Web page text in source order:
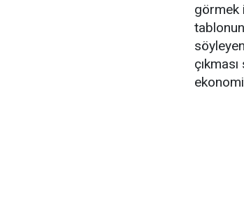
görmek